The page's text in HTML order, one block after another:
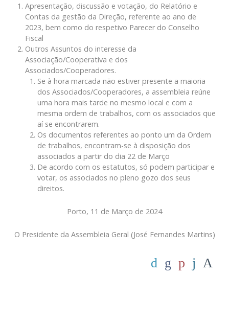
Apresentação, discussão e votação, do Relatório e
Contas da gestão da Direção, referente ao ano de
2023, bem como do respetivo Parecer do Conselho
Fiscal
Outros Assuntos do interesse da
Associação/Cooperativa e dos
Associados/Cooperadores.
Se à hora marcada não estiver presente a maioria
dos Associados/Cooperadores, a assembleia reúne
uma hora mais tarde no mesmo local e com a
mesma ordem de trabalhos, com os associados que
aí se encontrarem.
Os documentos referentes ao ponto um da Ordem
de trabalhos, encontram-se à disposição dos
associados a partir do dia 22 de Março
De acordo com os estatutos, só podem participar e
votar, os associados no pleno gozo dos seus
direitos.
Porto, 11 de Março de 2024
O Presidente da Assembleia Geral (José Fernandes Martins)